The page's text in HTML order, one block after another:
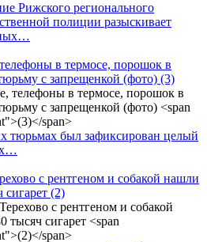
Рижского регионального
полиции разыскивает
в термосе, порошок в
с запрещенкой (фото) (3)
тюрьмах был зафиксирован целый
с рентгеном и собакой нашли
сигарет (2)